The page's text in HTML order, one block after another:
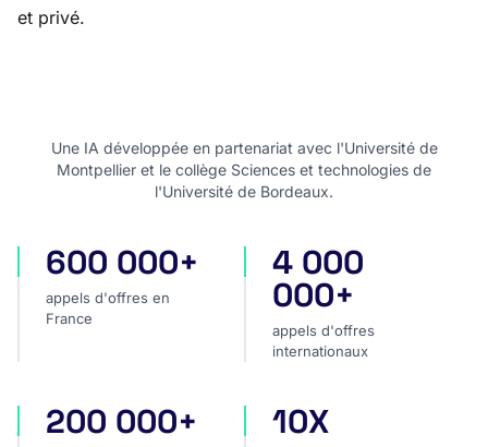
et privé.
Une IA développée en partenariat avec l'Université de
Montpellier et le collège Sciences et technologies de
l'Université de Bordeaux.
appels d'offres en France
600 000+
appels d'offres en
France
appels d'offres
4 000
000+
appels d'offres
internationaux
projets privés
200 000+ plus rapide pour analyser
10X